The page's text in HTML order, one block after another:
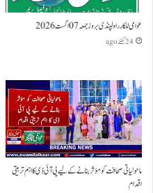
عوامی للکار راولپنڈی بروز جمعہ 07 اگست 2026
24 گھنٹے ago
ماحولیاتی صحافت کو مؤثر بنانے کے لیے پی آئی ڈی کا اہم تربیتی
اقدام